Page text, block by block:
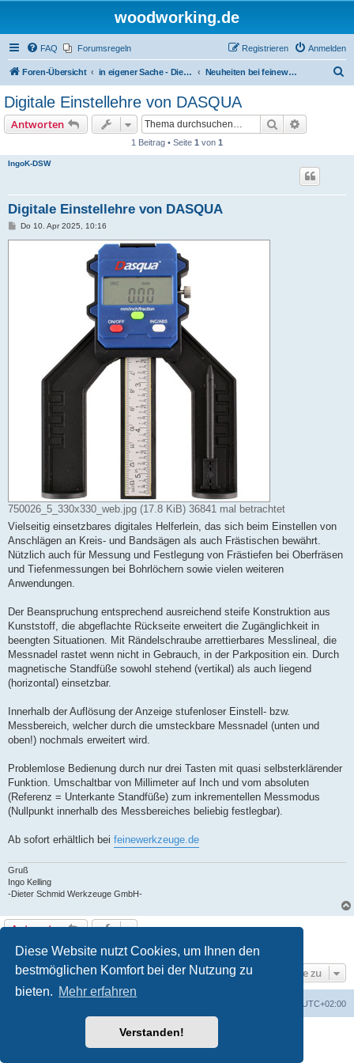
Diese Website nutzt Cookies, um Ihnen den
bestmöglichen Komfort bei der Nutzung zu
bieten. Mehr erfahren
Verstanden!
woodworking.de
FAQ Forumsregeln Anmelden
Registrieren
Foren-Übersicht in eigener Sache - Dieter Schmid Werkzeuge GmbH Neuheiten bei feinewerkzeuge.de
Digitale Einstellehre von DASQUA
Antworten Suche
1 Beitrag • Seite 1 von 1
IngoK-DSW
Digitale Einstellehre von DASQUA
BDo 10. Apr 2025, 10:16
750026_5_330x330_web.jpg (17.8 KiB) 36841 mal betrachtet
Vielseitig einsetzbares digitales Helferlein, das sich beim Einstellen von
Anschlägen an Kreis- und Bandsägen als auch Frästischen bewährt.
Nützlich auch für Messung und Festlegung von Frästiefen bei Oberfräsen
und Tiefenmessungen bei Bohrlöchern sowie vielen weiteren
Anwendungen.
Der Beanspruchung entsprechend ausreichend steife Konstruktion aus
Kunststoff, die abgeflachte Rückseite erweitert die Zugänglichkeit in
beengten Situationen. Mit Rändelschraube arrettierbares Messlineal, die
Messnadel rastet wenn nicht in Gebrauch, in der Parkposition ein. Durch
magnetische Standfüße sowohl stehend (vertikal) als auch liegend
(horizontal) einsetzbar.
Innerhalb der Auflösung der Anzeige stufenloser Einstell- bzw.
Messbereich, welcher durch die umsteckbare Messnadel (unten und
oben!) nochmals erweitert wird.
Problemlose Bedienung durch nur drei Tasten mit quasi selbsterklärender
Funktion. Umschaltbar von Millimeter auf Inch und vom absoluten
(Referenz = Unterkante Standfüße) zum inkrementellen Messmodus
(Nullpunkt innerhalb des Messbereiches beliebig festlegbar).
Ab sofort erhältlich bei feinewerkzeuge.de
Gruß
Ingo Kelling
-Dieter Schmid Werkzeuge GmbH-
Antworten
1 Beitrag • Seite1von1
Gehe zu
UTC+02:00
Powered byphpBB® Forum Software © phpBB Limited
phpBB.de